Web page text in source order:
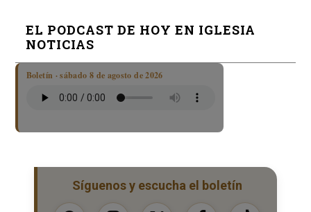
EL PODCAST DE HOY EN IGLESIA
NOTICIAS
Boletín · sábado 8 de agosto de 2026
Síguenos y escucha el boletín